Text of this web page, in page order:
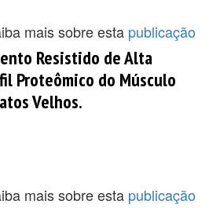
mais sobre esta publicação
Resistido de Alta
Proteômico do Músculo
Velhos.
mais sobre esta publicação